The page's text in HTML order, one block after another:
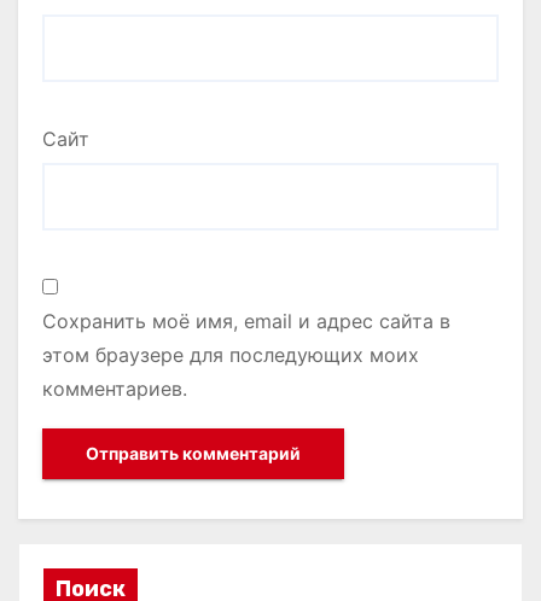
Сайт
Сохранить моё имя, email и адрес сайта в
этом браузере для последующих моих
комментариев.
Поиск